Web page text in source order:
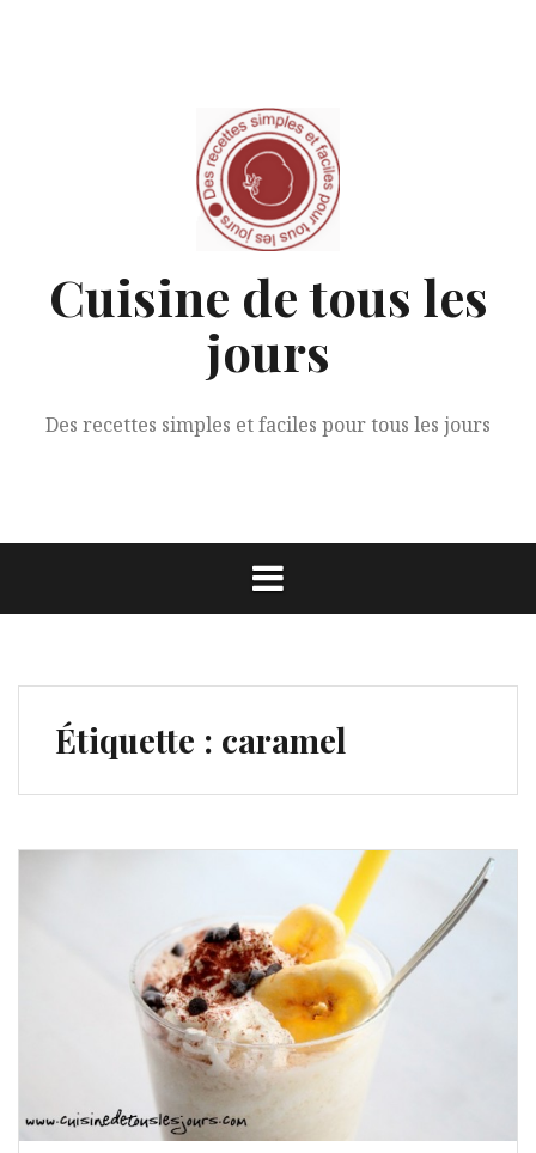
Cuisine de tous les
jours
Des recettes simples et faciles pour tous les jours
Étiquette : caramel